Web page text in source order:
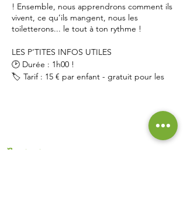
! Ensemble, nous apprendrons comment ils
vivent, ce qu’ils mangent, nous les
toiletterons... le tout à ton rythme !
LES P’TITES INFOS UTILES
🕑 Durée : 1h00 !
🏷 Tarif : 15 € par enfant - gratuit pour les
obligatoires : remplissez le formulaire avec
prénom, nom et âge de l'enfant + mail et
Paiement : Chèque ou Espèces - (Attention
Contact